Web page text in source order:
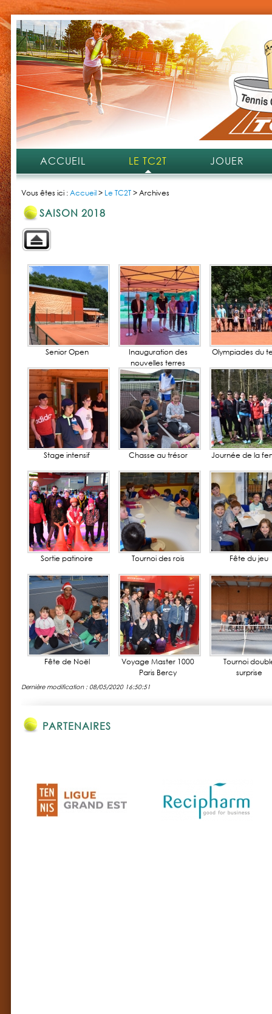
ACCUEIL LE TC2T JOUER
Vous êtes ici :Accueil> Le TC2T>Archives
SAISON 2018
Senior Open
Inauguration des
nouvelles terres
battues artificielles
Olympiades du
Stage intensif Chasse au trésor Journée de la
Sortie patinoire Tournoi des rois Fête du jeu
Fête de Noël
Voyage Master 1000
Paris Bercy
Tournoi
surprise
Dernière modification : 08/05/2020 16:50:51
PARTENAIRES